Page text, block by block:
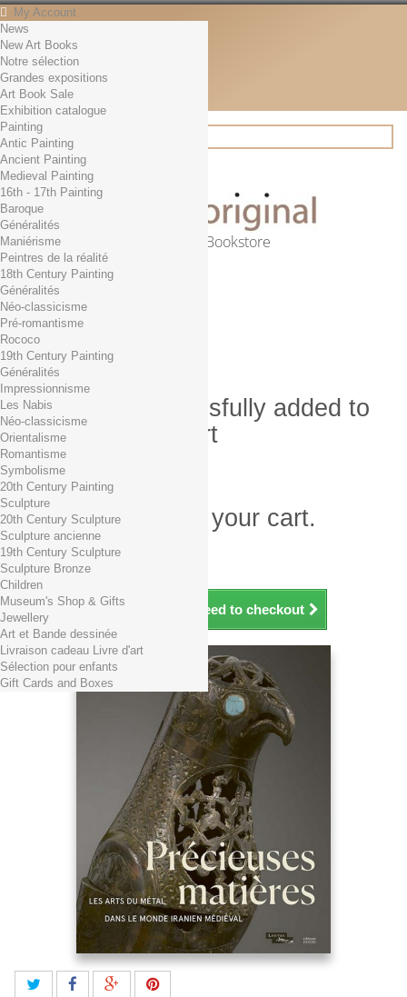
My Account
Contact
English
English
Français
News
Search
Online Art Bookstore
Cart (empty)
No products
Free shipping!
0,00 € Total
Check out
Product successfully added to
your shopping cart
Quantity
Total
There is 1 item in your cart.
Total products (tax incl.)
Total shipping TTC
Total (tax incl.)
Continue shopping Proceed to checkout
News
New Art Books
Notre sélection
Grandes expositions
Art Book Sale
Exhibition catalogue
Painting
Antic Painting
Ancient Painting
Medieval Painting
16th - 17th Painting
Baroque
Généralités
Maniérisme
Peintres de la réalité
18th Century Painting
Généralités
Néo-classicisme
Pré-romantisme
Rococo
19th Century Painting
Généralités
Impressionnisme
Les Nabis
Néo-classicisme
Orientalisme
Romantisme
Symbolisme
20th Century Painting
Sculpture
20th Century Sculpture
Sculpture ancienne
19th Century Sculpture
Sculpture Bronze
Children
Museum's Shop & Gifts
Jewellery
Art et Bande dessinée
Livraison cadeau Livre d'art
Sélection pour enfants
Gift Cards and Boxes